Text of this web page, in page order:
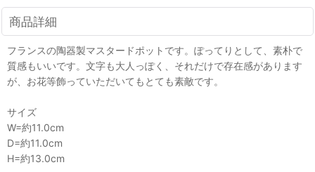
商品詳細
フランスの陶器製マスタードポットです。ぽってりとして、素朴で
質感もいいです。文字も大人っぽく、それだけで存在感があります
が、お花等飾っていただいてもとても素敵です。
サイズ
W=約11.0cm
D=約11.0cm
H=約13.0cm